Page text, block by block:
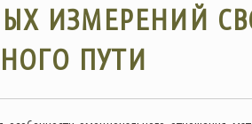
ИЗМЕРЕНИЙ
ПУТИ